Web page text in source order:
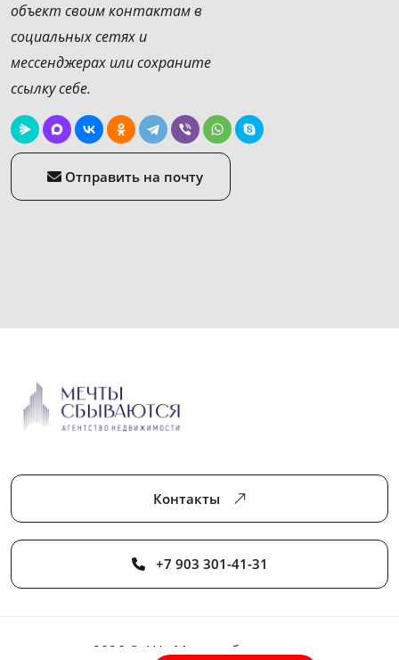
объект своим контактам в
социальных сетях и
мессенджерах или сохраните
ссылку себе.
Отправить на почту
Контакты
+7 903 301-41-31
2026 © АН «Мечты сбываются»